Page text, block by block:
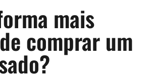
mais
comprar um